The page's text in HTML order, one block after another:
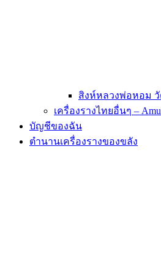
สิงห์หลวงพ่อหอม
เครื่องรางไทยอื่นๆ –
บัญชีของฉัน
ตำนานเครื่องรางของขลัง